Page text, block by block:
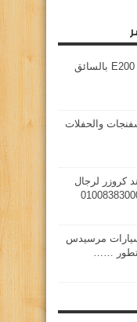
تأجير سيارات مرسيدس E200 بالسائق
والحفلات
كروزر لرجال
سيارات مرسيدس